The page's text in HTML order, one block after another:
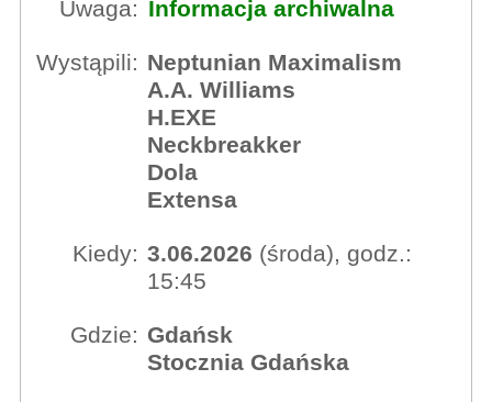
Uwaga: Informacja archiwalna
Wystąpili: Neptunian Maximalism
A.A. Williams
H.EXE
Neckbreakker
Dola
Extensa
Kiedy: 3.06.2026 (środa), godz.:
15:45
Gdzie: Gdańsk
Stocznia Gdańska